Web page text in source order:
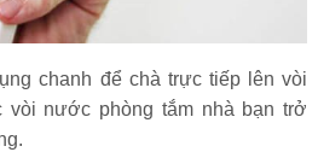
chanh để chà trực tiếp lên vòi
vòi nước phòng tắm nhà bạn trở